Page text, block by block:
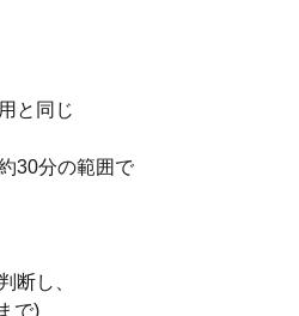
と同じ
30分の範囲で
断し、